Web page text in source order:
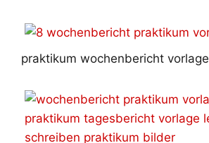
praktikum wochenbericht vorlage